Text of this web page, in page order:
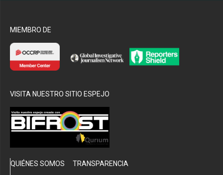
MIEMBRO DE
VISITA NUESTRO SITIO ESPEJO
QUIÉNES SOMOS TRANSPARENCIA